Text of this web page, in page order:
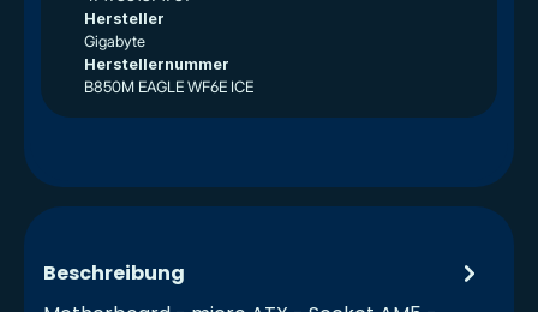
Hersteller
Gigabyte
Herstellernummer
B850M EAGLE WF6E ICE
Beschreibung